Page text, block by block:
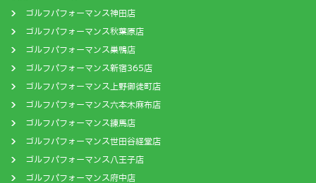
ゴルフパフォーマンス神田店
ゴルフパフォーマンス秋葉原店
ゴルフパフォーマンス巣鴨店
ゴルフパフォーマンス新宿365店
ゴルフパフォーマンス上野御徒町店
ゴルフパフォーマンス六本木麻布店
ゴルフパフォーマンス練馬店
ゴルフパフォーマンス世田谷経堂店
ゴルフパフォーマンス八王子店
ゴルフパフォーマンス府中店